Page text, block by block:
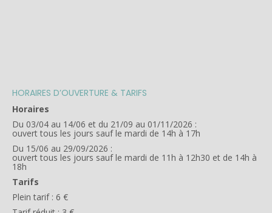
HORAIRES D’OUVERTURE & TARIFS
Horaires
Du 03/04 au 14/06 et du 21/09 au 01/11/2026 :
ouvert tous les jours sauf le mardi de 14h à 17h
Du 15/06 au 29/09/2026 :
ouvert tous les jours sauf le mardi de 11h à 12h30 et de 14h à
18h
Tarifs
Plein tarif : 6 €